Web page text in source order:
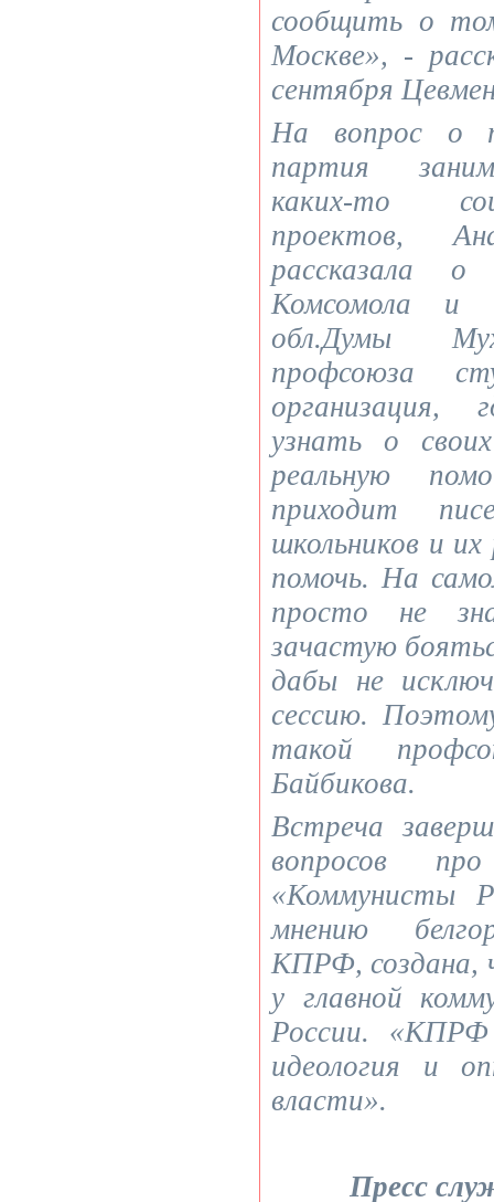
сообщить о
Москве», -
сентября
На вопрос о
партия
каких-то
проектов,
рассказала
Комсомола и
обл.Думы
профсоюза
организация,
узнать о
реальную
приходит
школьников и
помочь. На
просто не
зачастую
дабы не
сессию.
такой
Байбикова.
Встреча
вопросов
«Коммунисты
мнению
КПРФ, создана,
у главной
России.
идеология и
власти».
Пресс